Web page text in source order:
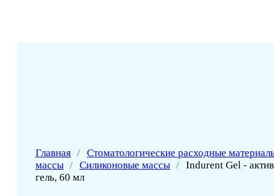
Главная / Стоматологические расходные
массы / Силиконовые массы / Indurent Gel -
гель, 60 мл